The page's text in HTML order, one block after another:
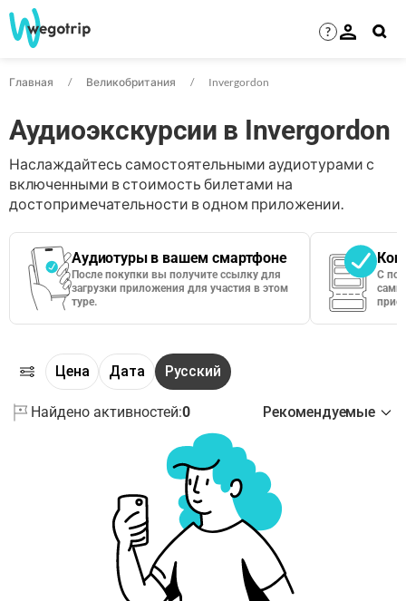
?
Главная Великобритания Invergordon
Аудиоэкскурсии в Invergordon
Наслаждайтесь самостоятельными аудиотурами с
включенными в стоимость билетами на
достопримечательности в одном приложении.
Аудиотуры в вашем смартфоне
После покупки вы получите ссылку для
загрузки приложения для участия в этом
туре.
С
сами
Цена Дата Русский
Найдено активностей:0 Рекомендуемые